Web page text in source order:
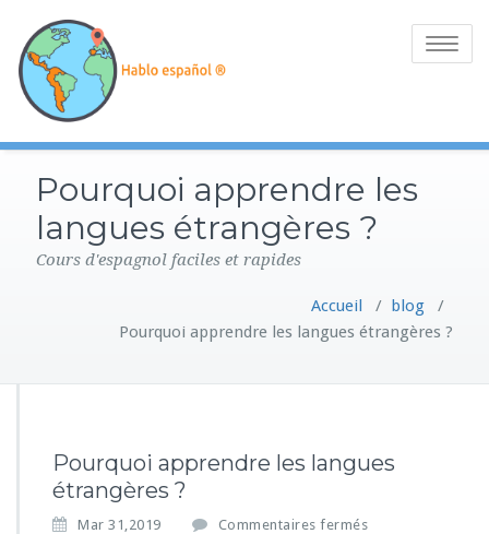
Toggle
Pourquoi apprendre les
langues étrangères ?
Cours d'espagnol faciles et rapides
Accueil / blog /
Pourquoi apprendre les langues étrangères ?
Pourquoi apprendre les langues
étrangères ?
Mar 31,2019 Commentaires fermés